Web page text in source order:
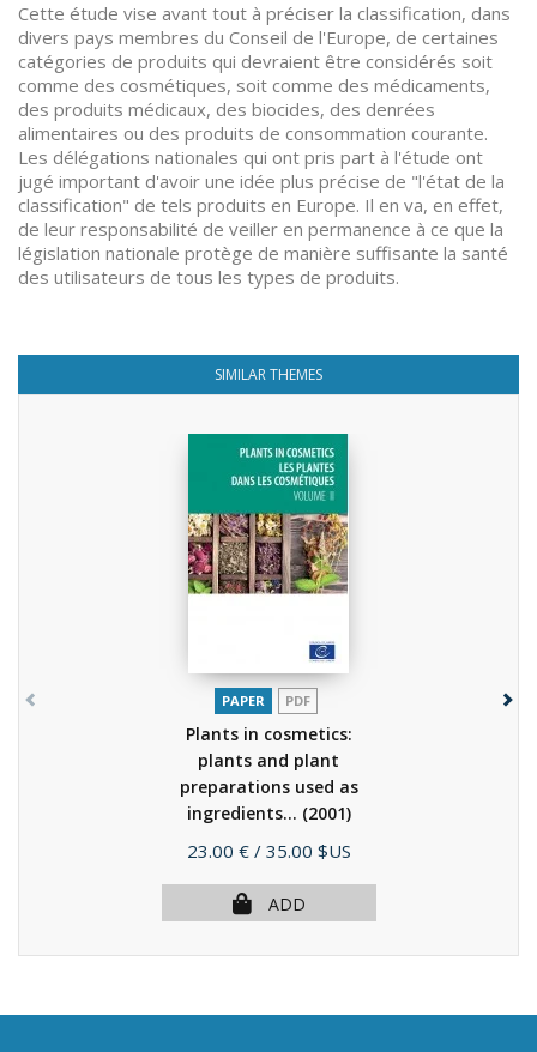
Cette étude vise avant tout à préciser la classification, dans
divers pays membres du Conseil de l'Europe, de certaines
catégories de produits qui devraient être considérés soit
comme des cosmétiques, soit comme des médicaments,
des produits médicaux, des biocides, des denrées
alimentaires ou des produits de consommation courante.
Les délégations nationales qui ont pris part à l'étude ont
jugé important d'avoir une idée plus précise de "l'état de la
classification" de tels produits en Europe. Il en va, en effet,
de leur responsabilité de veiller en permanence à ce que la
législation nationale protège de manière suffisante la santé
des utilisateurs de tous les types de produits.
SIMILAR THEMES
PAPER PDF
Plants in cosmetics:
plants and plant
preparations used as
ingredients... (2001)
Price
23.00 € / 35.00 $US
ADD